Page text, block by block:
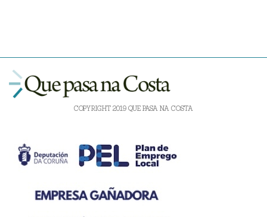
COPYRIGHT 2019 QUE PASA NA COSTA